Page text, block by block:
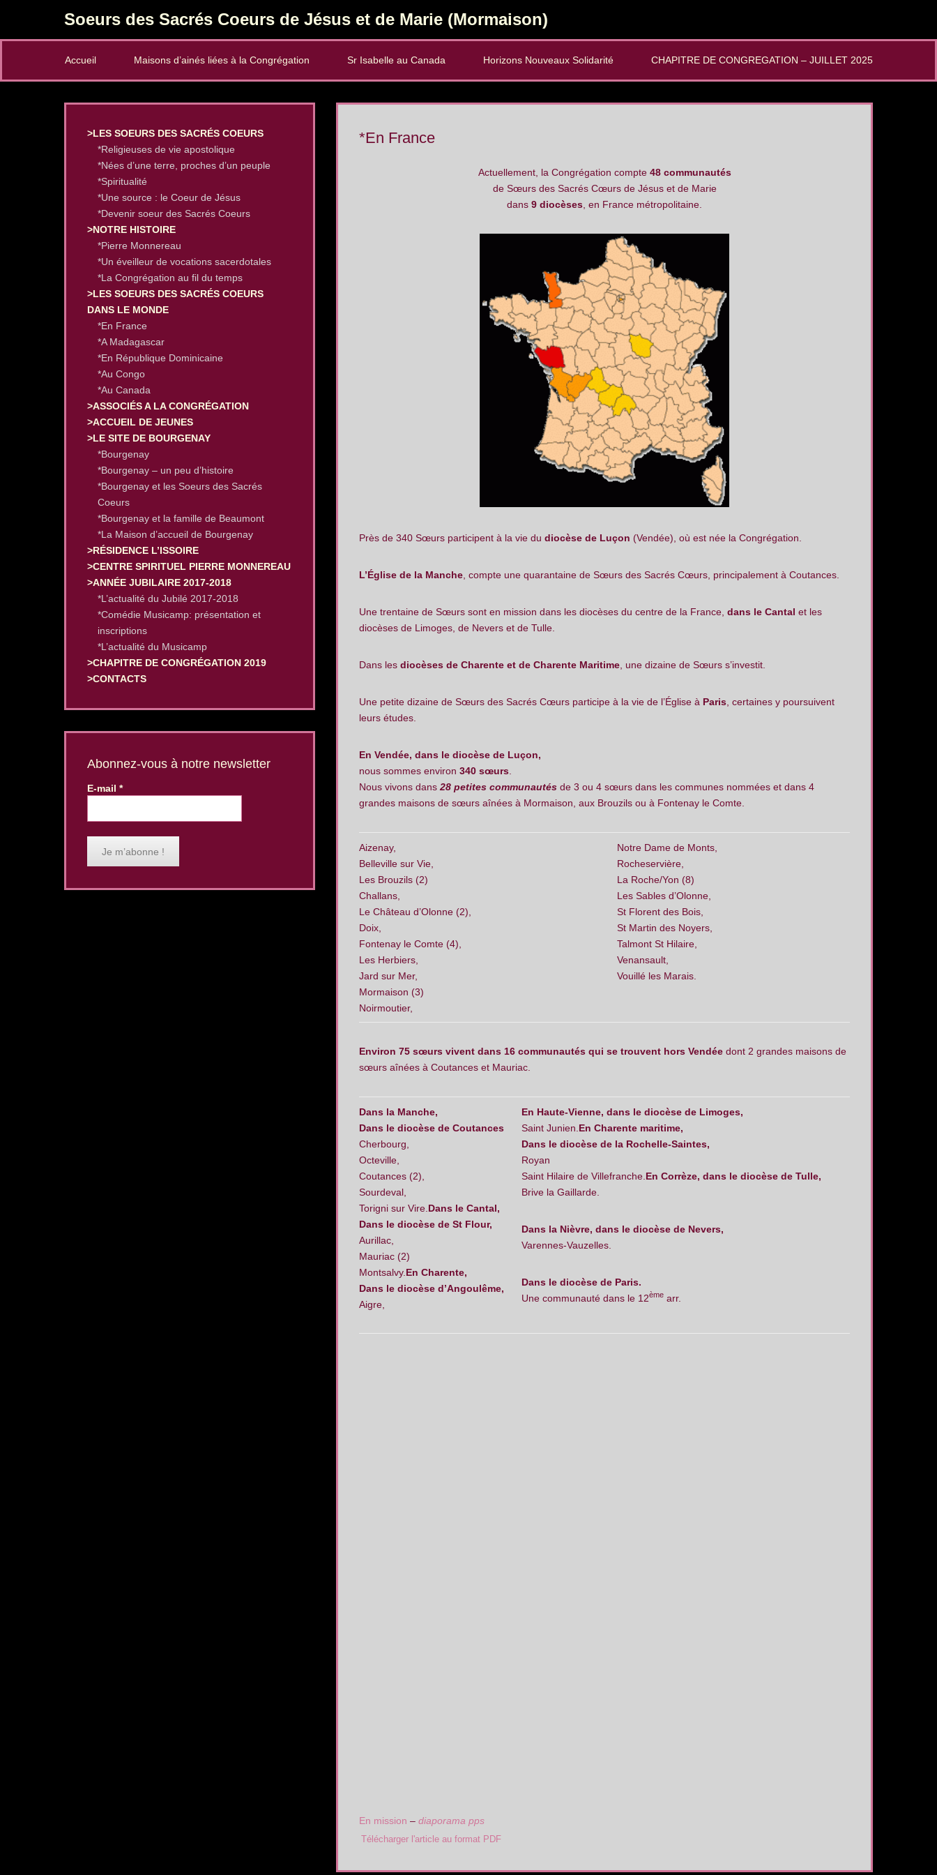
Soeurs des Sacrés Coeurs de Jésus et de Marie (Mormaison)
Accueil
Maisons d’ainés liées à la Congrégation Sr Isabelle au Canada Horizons Nouveaux Solidarité CHAPITRE DE CONGREGATION – JUILLET 2025
*En France
Actuellement, la Congrégation compte 48 communautés
de Sœurs des Sacrés Cœurs de Jésus et de Marie
dans 9 diocèses , en France métropolitaine.
Près de 340 Sœurs participent à la vie du diocèse de Luçon (Vendée), où est née la Congrégation.
L’Église de la Manche , compte une quarantaine de Sœurs des Sacrés Cœurs, principalement à Coutances.
Une trentaine de Sœurs sont en mission dans les diocèses du centre de la France, dans le Cantal et les
diocèses de Limoges, de Nevers et de Tulle.
Dans les diocèses de Charente et de Charente Maritime , une dizaine de Sœurs s’investit.
Une petite dizaine de Sœurs des Sacrés Cœurs participe à la vie de l’Église à Paris , certaines y poursuivent
leurs études.
En Vendée, dans le diocèse de Luçon,
nous sommes environ 340 sœurs
Nous vivons dans 28 petites communautés de 3 ou 4 sœurs dans les communes nommées et dans 4
grandes maisons de sœurs aînées à Mormaison, aux Brouzils ou à Fontenay le Comte.
Aizenay,
Belleville sur Vie,
Les Brouzils (2)
Challans,
Le Château d’Olonne (2),
Doix,
Fontenay le Comte (4),
Les Herbiers,
Jard sur Mer,
Mormaison (3)
Noirmoutier,
Notre Dame de Monts,
Rocheservière,
La Roche/Yon (8)
Les Sables d’Olonne,
St Florent des Bois,
St Martin des Noyers,
Talmont St Hilaire,
Venansault,
Vouillé les Marais.
Environ 75 sœurs vivent dans 16 communautés qui se trouvent hors Vendée dont 2 grandes maisons de
sœurs aînées à Coutances et Mauriac.
Dans la Manche,
Dans le diocèse de Coutances
Cherbourg,
Octeville,
Coutances (2),
Sourdeval,
Torigni sur Vire. Dans le Cantal,
Dans le diocèse de St Flour,
Aurillac,
Mauriac (2)
Montsalvy. En Charente,
Dans le diocèse d’Angoulême,
Aigre,
En Haute-Vienne, dans le diocèse de Limoges,
Saint Junien. En Charente maritime,
Dans le diocèse de la Rochelle-Saintes,
Royan
Saint Hilaire de Villefranche. En Corrèze, dans le diocèse de Tulle,
Brive la Gaillarde.
Dans la Nièvre, dans le diocèse de Nevers,
Varennes-Vauzelles.
Dans le diocèse de Paris.
Une communauté dans le 12ème arr.
En mission – diaporama pps
Télécharger l'article au format PDF
>LES SOEURS DES SACRÉS COEURS
*Religieuses de vie apostolique
*Nées d’une terre, proches d’un peuple
*Spiritualité
*Une source : le Coeur de Jésus
*Devenir soeur des Sacrés Coeurs
>NOTRE HISTOIRE
*Pierre Monnereau
*Un éveilleur de vocations sacerdotales
*La Congrégation au fil du temps
>LES SOEURS DES SACRÉS COEURS
DANS LE MONDE
*En France
*A Madagascar
*En République Dominicaine
*Au Congo
*Au Canada
>ASSOCIÉS A LA CONGRÉGATION
>ACCUEIL DE JEUNES
>LE SITE DE BOURGENAY
*Bourgenay
*Bourgenay – un peu d’histoire
*Bourgenay et les Soeurs des Sacrés
Coeurs
*Bourgenay et la famille de Beaumont
*La Maison d’accueil de Bourgenay
>RÉSIDENCE L’ISSOIRE
>CENTRE SPIRITUEL PIERRE MONNEREAU
>ANNÉE JUBILAIRE 2017-2018
*L’actualité du Jubilé 2017-2018
*Comédie Musicamp: présentation et
inscriptions
*L’actualité du Musicamp
>CHAPITRE DE CONGRÉGATION 2019
>CONTACTS
Abonnez-vous à notre newsletter
E-mail *